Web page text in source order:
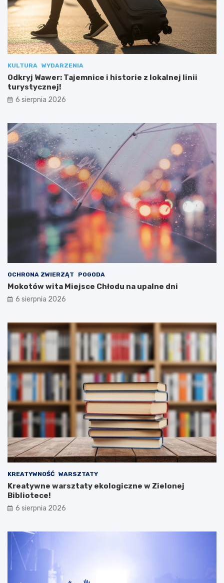
KULTURA WYDARZENIA
Odkryj Wawer: Tajemnice i historie z lokalnej linii
turystycznej!
6 sierpnia 2026
OCHRONA ZWIERZĄT POGODA
Mokotów wita Miejsce Chłodu na upalne dni
6 sierpnia 2026
KREATYWNOŚĆ WARSZTATY
Kreatywne warsztaty ekologiczne w Zielonej
Bibliotece!
6 sierpnia 2026